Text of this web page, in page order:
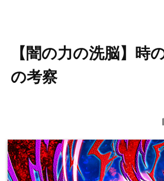
【闇の力の洗脳】時
の考察